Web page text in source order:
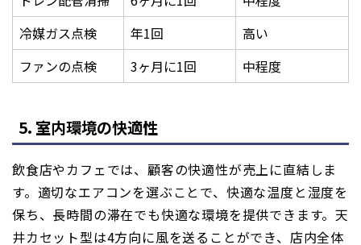
冷媒ガス点検
年1回
高い
ファンの点検
3ヶ月に1回 中程度
5. 室内環境の快適性
飲食店やカフェでは、顧客の快適性が売上に直結しま
す。適切なエアコンを選ぶことで、快適な温度と湿度を
保ち、長時間の滞在でも快適な環境を提供できます。天
井カセット型は4方向に風を送ることができ、店内全体